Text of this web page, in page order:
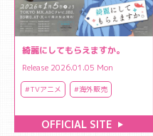
綺麗にしてもらえますか。
Release 2026.01.05 Mon
#TVアニメ #海外販売
OFFICIAL SITE